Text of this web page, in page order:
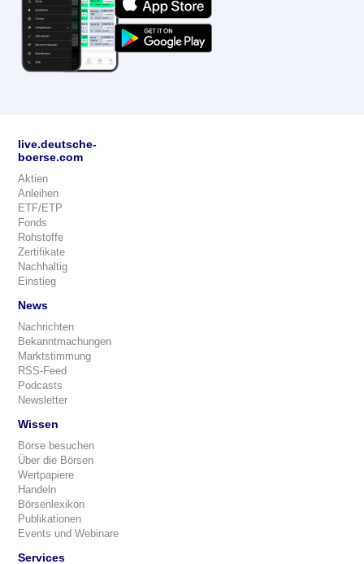
live.deutsche-
boerse.com
Aktien
Anleihen
ETF/ETP
Fonds
Rohstoffe
Zertifikate
Nachhaltig
Einstieg
News
Nachrichten
Bekanntmachungen
Marktstimmung
RSS-Feed
Podcasts
Newsletter
Wissen
Börse besuchen
Über die Börsen
Wertpapiere
Handeln
Börsenlexikon
Publikationen
Events und Webinare
Services